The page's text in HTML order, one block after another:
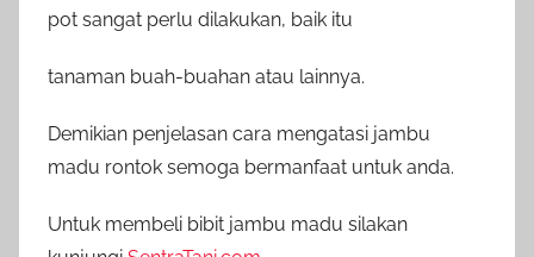
pot sangat perlu dilakukan, baik itu
tanaman buah-buahan atau lainnya.
Demikian penjelasan cara mengatasi jambu
madu rontok semoga bermanfaat untuk anda.
Untuk membeli bibit jambu madu silakan